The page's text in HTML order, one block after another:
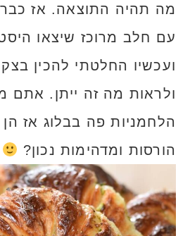
מה תהיה התוצאה. אז כבר
עם חלב מרוכז שיצאו
ועכשיו החלטתי להכין
ולראות מה זה ייתן. אתם
הלחמניות פה בבלוג אז
הורסות ומדהימות נכון?